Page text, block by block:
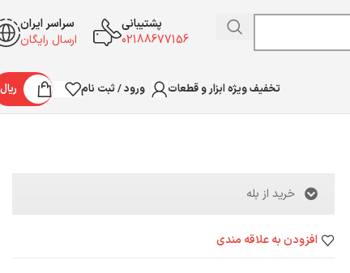
پشتیبانی
02188677156
سراسر ایران
ارسال رایگان
تخفیف ویژه ابزار و قطعات ورود / ثبت نام ریال
خرید از بله
افزودن به علاقه مندی